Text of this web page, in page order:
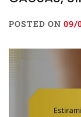
POSTED ON 09/